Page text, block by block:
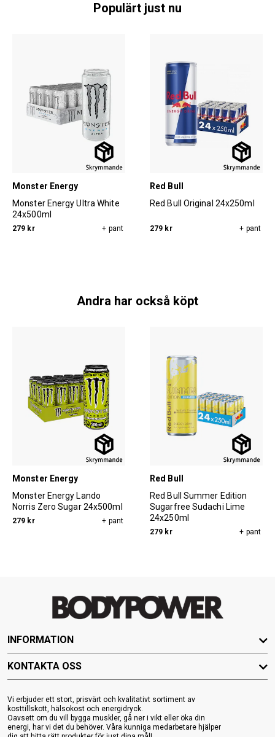
Populärt just nu
Monster Energy
Monster Energy Ultra White
24x500ml
279 kr + pant
Red Bull
Red Bull Original 24x250ml
279 kr + pant
Andra har också köpt
Monster Energy
Monster Energy Lando
Norris Zero Sugar 24x500ml
279 kr + pant
Red Bull
Red Bull Summer Edition
Sugarfree Sudachi Lime
24x250ml
279 kr + pant
Vi erbjuder ett stort, prisvärt och kvalitativt sortiment av
kosttillskott, hälsokost och energidryck.
Oavsett om du vill bygga muskler, gå ner i vikt eller öka din
energi, har vi det du behöver. Våra kunniga medarbetare hjälper
INFORMATION
KONTAKTA OSS